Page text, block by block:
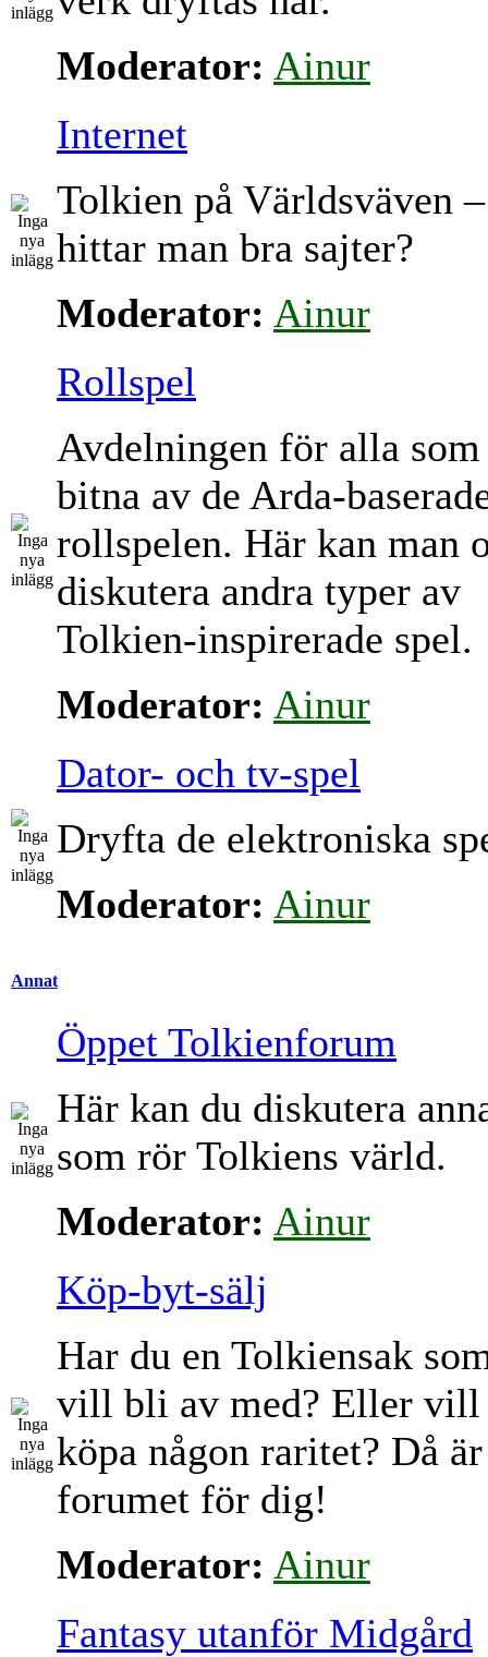
Moderator: Ainur
Internet
Tolkien på Världsväven
hittar man bra sajter?
Moderator: Ainur
Rollspel
Avdelningen för alla
bitna av de Arda-
rollspelen. Här kan man
diskutera andra typer av
Tolkien-inspirerade spel.
Moderator: Ainur
Dator- och tv-spel
Dryfta de elektroniska
Moderator: Ainur
Annat
Öppet Tolkienforum
Här kan du diskutera
som rör Tolkiens värld.
Moderator: Ainur
Köp-byt-sälj
Har du en Tolkiensak
vill bli av med? Eller vill
köpa någon raritet? Då
forumet för dig!
Moderator: Ainur
Fantasy utanför Midgård